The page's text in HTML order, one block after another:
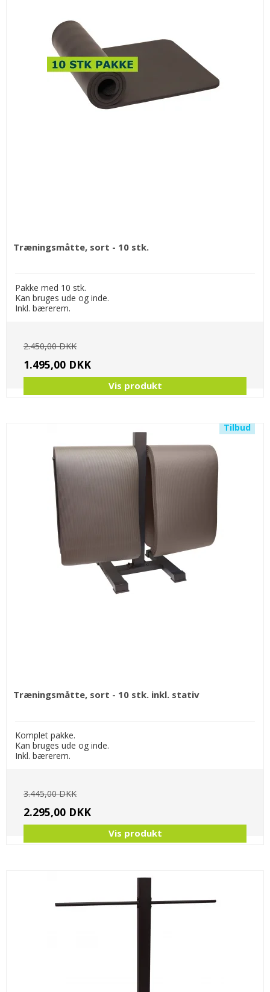
Træningsmåtte, sort - 10 stk.
Pakke med 10 stk.
Kan bruges ude og inde.
Inkl. bærerem.
2.450,00 DKK
1.495,00 DKK
Vis produkt
Tilbud
Træningsmåtte, sort - 10 stk. inkl. stativ
Komplet pakke.
Kan bruges ude og inde.
Inkl. bærerem.
3.445,00 DKK
2.295,00 DKK
Vis produkt